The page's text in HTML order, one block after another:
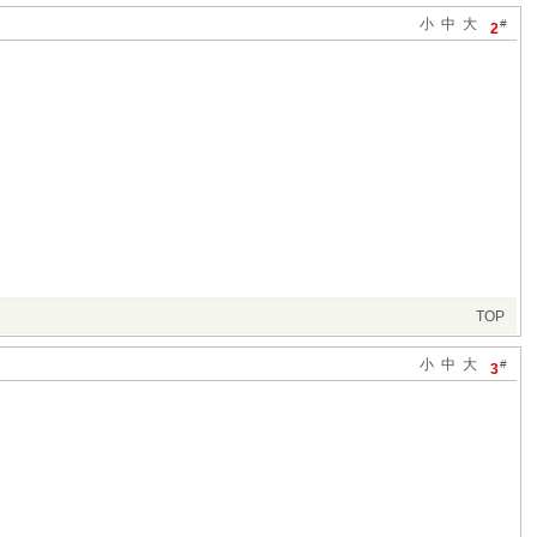
2#
大
中
小
TOP
3#
大
中
小